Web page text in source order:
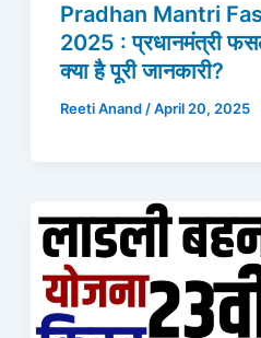
Pradhan Mantri
2025 : प्रधानमंत्री
क्या है पूरी जानकारी?
Reeti Anand/April 20, 2025